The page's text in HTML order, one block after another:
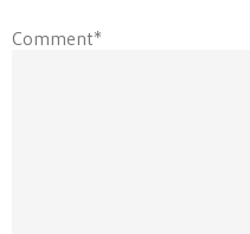
Comment*